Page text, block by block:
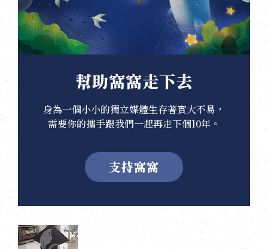
幫助窩窩走下去
身為一個小小的獨立媒體生存著實大不易，
需要你的攜手跟我們一起再走下個10年。
支持窩窩